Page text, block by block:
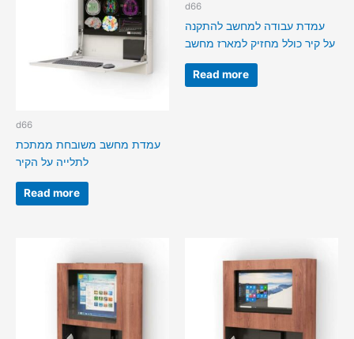
d66
עמדת מחשב משובחת ממתכת
לתלייה על הקיר
Read more
d66
עמדת עבודה למחשב להתקנה
על קיר כולל מחזיק למארז מחשב
Read more